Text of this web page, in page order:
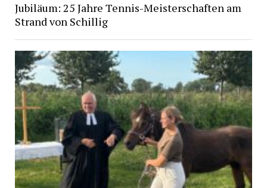
Jubiläum: 25 Jahre Tennis-Meisterschaften am
Strand von Schillig